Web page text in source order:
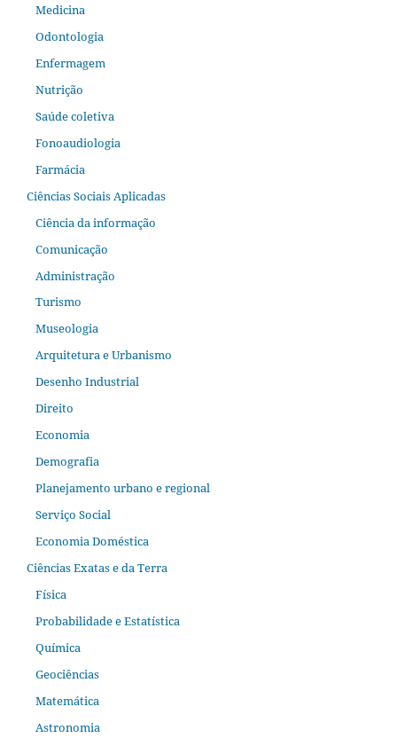
Medicina
Odontologia
Enfermagem
Nutrição
Saúde coletiva
Fonoaudiologia
Farmácia
Ciências Sociais Aplicadas
Ciência da informação
Comunicação
Administração
Turismo
Museologia
Arquitetura e Urbanismo
Desenho Industrial
Direito
Economia
Demografia
Planejamento urbano e regional
Serviço Social
Economia Doméstica
Ciências Exatas e da Terra
Física
Probabilidade e Estatística
Química
Geociências
Matemática
Astronomia